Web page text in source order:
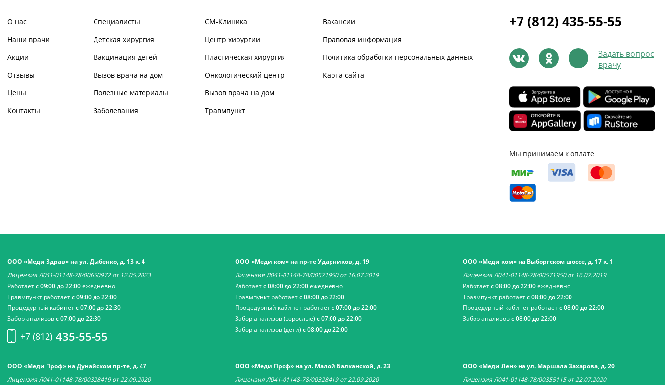
О нас
Наши врачи
Акции
Отзывы
Цены
Контакты
Специалисты
Детская хирургия
Вакцинация детей
Вызов врача на дом
Полезные материалы
Заболевания
СМ-Клиника
Центр хирургии
Пластическая хирургия
Онкологический центр
Вызов врача на дом
Травмпункт
Вакансии
Правовая информация
Политика обработки персональных данных
Карта сайта
+7 (812) 435-55-55
Задать вопрос
врачу
Мы принимаем к оплате
ООО «Меди Здрав» на ул. Дыбенко, д. 13 к. 4
Лицензия Л041-01148-78/00650972 от 12.05.2023
Работаетс 09:00 до 22:00ежедневно
Травмпункт работаетс 09:00 до 22:00
Процедурный кабинетс 07:00 до 22:30
Забор анализовс 07:00 до 22:30
+7 (812) 435-55-55
ООО «Меди ком» на пр-те Ударников, д. 19
Лицензия Л041-01148-78/00571950 от 16.07.2019
Работаетс 08:00 до 22:00ежедневно
Травмпункт работаетс 08:00 до 22:00
Процедурный кабинет работаетс 07:00 до 22:00
Забор анализов (взрослые) с 07:00 до 22:00
Забор анализов (дети) с 08:00 до 22:00
ООО «Меди ком» на Выборгском шоссе, д. 17 к. 1
Лицензия Л041-01148-78/00571950 от 16.07.2019
Работаетс 08:00 до 22:00ежедневно
Травмпункт работаетс 08:00 до 22:00
Процедурный кабинет работаетс 08:00 до 22:00
Забор анализовс 08:00 до 22:00
ООО «Меди Проф» на Дунайском пр-те, д. 47
Лицензия Л041-01148-78/00328419 от 22.09.2020
ООО «Меди Проф» на ул. Малой Балканской, д. 23
Лицензия Л041-01148-78/00328419 от 22.09.2020
ООО «Меди Лен» на ул. Маршала Захарова, д. 20
Лицензия Л041-01148-78/00355115 от 22.07.2020